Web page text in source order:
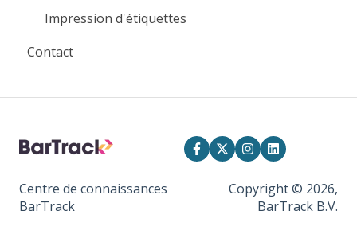
Impression d'étiquettes
Contact
Centre de connaissances
BarTrack
Copyright © 2026,
BarTrack B.V.